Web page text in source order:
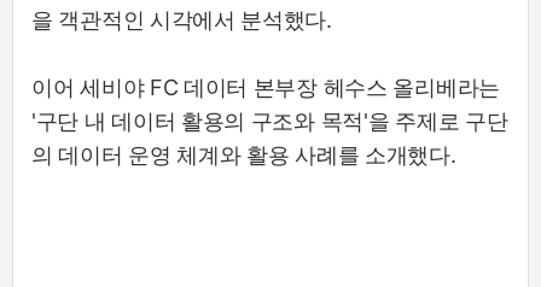
을 객관적인 시각에서 분석했다.
이어 세비야 FC 데이터 본부장 헤수스 올리베라는
'구단 내 데이터 활용의 구조와 목적'을 주제로 구단
의 데이터 운영 체계와 활용 사례를 소개했다.